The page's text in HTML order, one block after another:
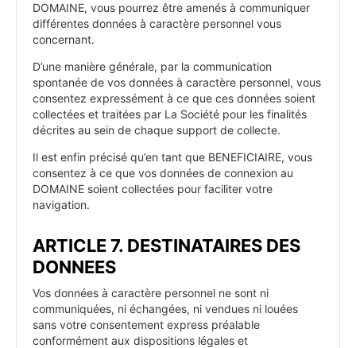
DOMAINE, vous pourrez être amenés à communiquer
différentes données à caractère personnel vous
concernant.
D’une manière générale, par la communication
spontanée de vos données à caractère personnel, vous
consentez expressément à ce que ces données soient
collectées et traitées par La Société pour les finalités
décrites au sein de chaque support de collecte.
Il est enfin précisé qu’en tant que BENEFICIAIRE, vous
consentez à ce que vos données de connexion au
DOMAINE soient collectées pour faciliter votre
navigation.
ARTICLE 7. DESTINATAIRES DES
DONNEES
Vos données à caractère personnel ne sont ni
communiquées, ni échangées, ni vendues ni louées
sans votre consentement express préalable
conformément aux dispositions légales et